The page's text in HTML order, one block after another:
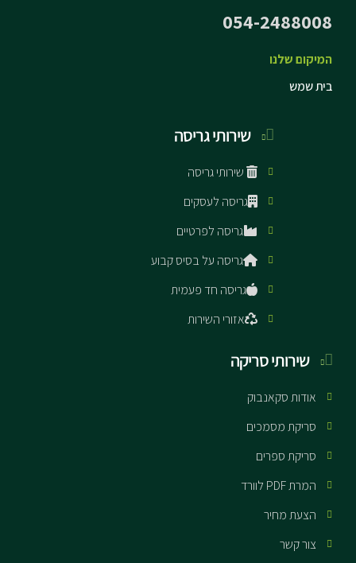
054-2488008
המיקום שלנו
בית שמש
שירותי גריסה
שירותי גריסה
גריסה לעסקים
גריסה לפרטיים
גריסה על בסיס קבוע
גריסה חד פעמית
אזורי השירות
שירותי סריקה
אודות סקאנבוק
סריקת מסמכים
סריקת ספרים
המרת PDF לוורד
הצעת מחיר
צור קשר